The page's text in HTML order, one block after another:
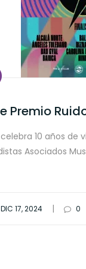
Premio
10 años de
Asociados
DIC 17, 2024 | 0